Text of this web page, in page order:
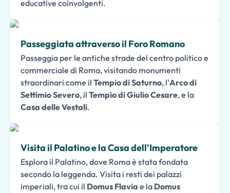
educative coinvolgenti.
Passeggiata attraverso il Foro Romano
Passeggia per le antiche strade del centro politico e
commerciale di Roma, visitando monumenti
straordinari come il Tempio di Saturno, l'Arco di
Settimio Severo, il Tempio di Giulio Cesare, e la
Casa delle Vestali.
Visita il Palatino e la Casa dell'Imperatore
Esplora il Palatino, dove Roma è stata fondata
secondo la leggenda. Visita i resti dei palazzi
imperiali, tra cui il Domus Flavia e la Domus